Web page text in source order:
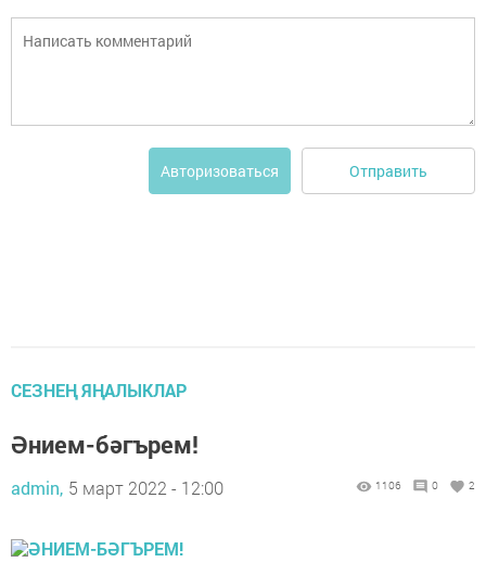
Авторизоваться Отправить
СЕЗНЕҢ ЯҢАЛЫКЛАР
Әнием-бәгърем!
admin, 5 март 2022 - 12:00 1106 0 2